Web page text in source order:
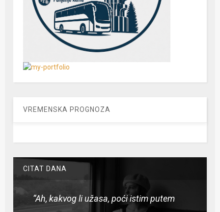
VREMENSKA PROGNOZA
CITAT DANA
“Ah, kakvog li užasa, poći istim putem